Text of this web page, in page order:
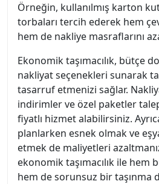
Örneğin, kullanılmış karton
torbaları tercih ederek hem
hem de nakliye masraflarını
Ekonomik taşımacılık, bütçe
nakliyat seçenekleri sunarak
tasarruf etmenizi sağlar.
indirimler ve özel paketler
fiyatlı hizmet alabilirsiniz.
planlarken esnek olmak ve
etmek de maliyetleri
ekonomik taşımacılık ile
hem de sorunsuz bir taşınma